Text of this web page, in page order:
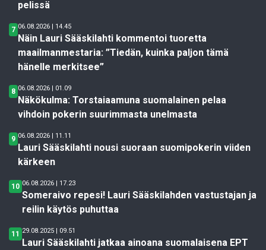
pelissä
7 06.08.2026 | 14.45
Näin Lauri Sääskilahti kommentoi tuoretta
maailmanmestaria: ”Tiedän, kuinka paljon tämä
hänelle merkitsee”
8 06.08.2026 | 01.09
Näkökulma: Torstaiaamuna suomalainen pelaa
vihdoin pokerin suurimmasta unelmasta
9 06.08.2026 | 11.11
Lauri Sääskilahti nousi suoraan suomipokerin viiden
kärkeen
10 06.08.2026 | 17.23
Someraivo repesi! Lauri Sääskilahden vastustajan ja
reilin käytös puhuttaa
11 29.08.2025 | 09.51
Lauri Sääskilahti jatkaa ainoana suomalaisena EPT